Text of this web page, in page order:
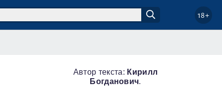
18+
Автор текста: Кирилл
Богданович.